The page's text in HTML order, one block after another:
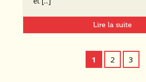
Lire la suite
1 2 3